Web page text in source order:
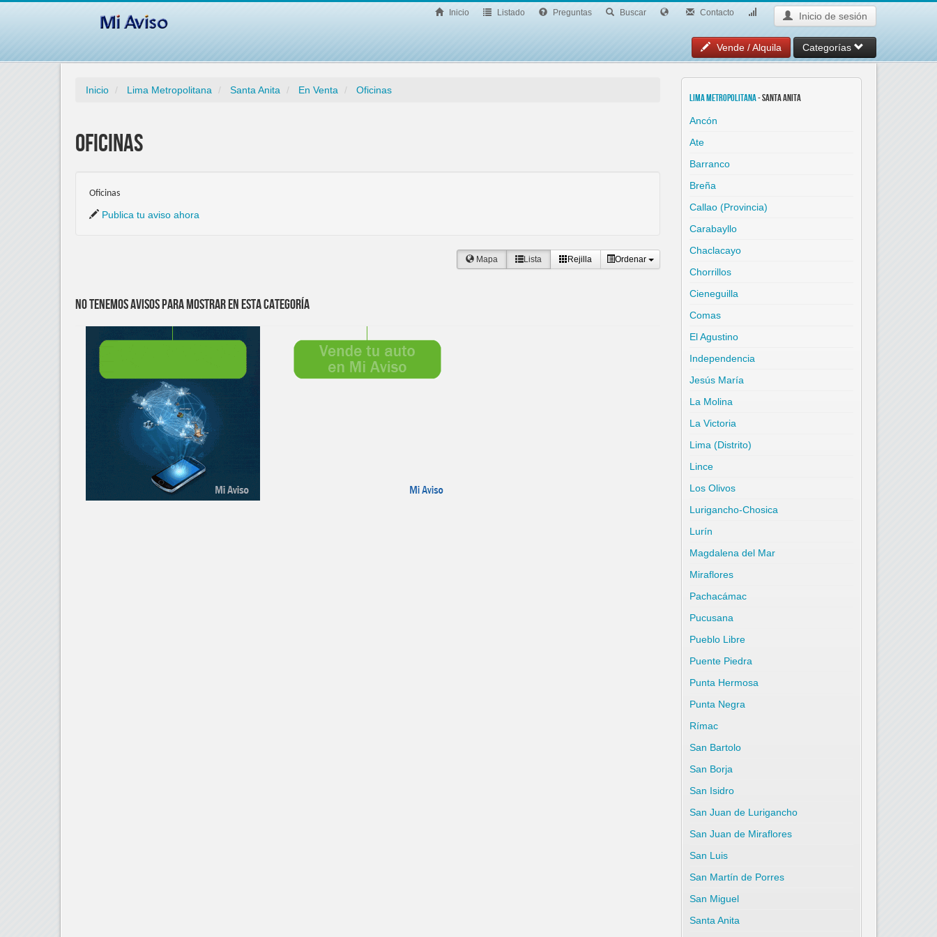
Inicio Listado Preguntas Buscar Contacto Inicio de sesión
Vende / Alquila Categorías
Inicio Lima Metropolitana Santa Anita En Venta Oficinas
Oficinas
Oficinas
Publica tu aviso ahora
Mapa Lista Rejilla Ordenar
No tenemos avisos para mostrar en esta categoría
Lima Metropolitana- Santa Anita
Ancón
Ate
Barranco
Breña
Callao (Provincia)
Carabayllo
Chaclacayo
Chorrillos
Cieneguilla
Comas
El Agustino
Independencia
Jesús María
La Molina
La Victoria
Lima (Distrito)
Lince
Los Olivos
Lurigancho-Chosica
Lurín
Magdalena del Mar
Miraflores
Pachacámac
Pucusana
Pueblo Libre
Puente Piedra
Punta Hermosa
Punta Negra
Rímac
San Bartolo
San Borja
San Isidro
San Juan de Lurigancho
San Juan de Miraflores
San Luis
San Martín de Porres
San Miguel
Santa Anita